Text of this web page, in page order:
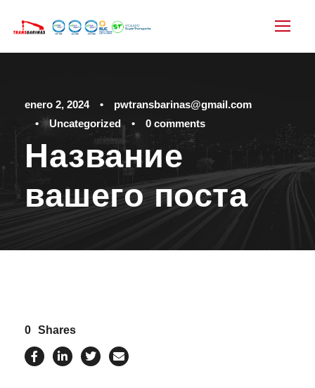
enero 2, 2024 •
pwtransbarinas@gmail.com
•
Uncategorized • 0 comments
Название
вашего поста
0 Shares